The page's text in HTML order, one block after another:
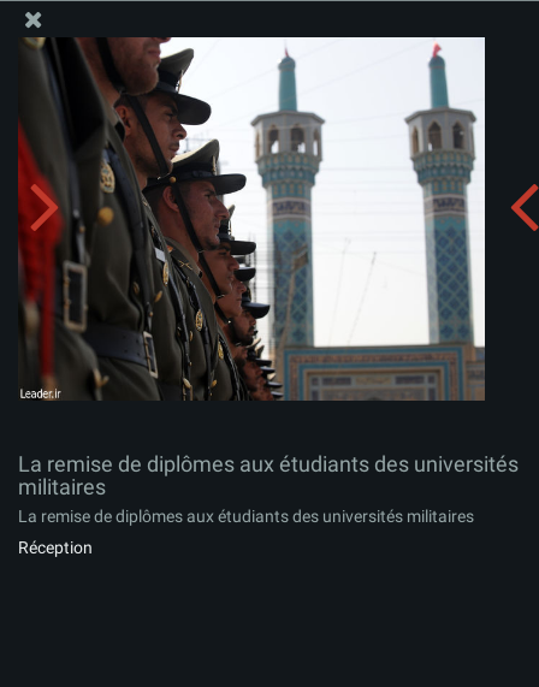
Site Officiel du Bureau du Guide Suprême - Ayatollah Khamenei
La remise de diplômes aux étudiants des universités
militaires
Télécharger l'album:
La remise de diplômes aux étudiants des universités
militaires
La remise de diplômes aux étudiants des universités militaires
Réception